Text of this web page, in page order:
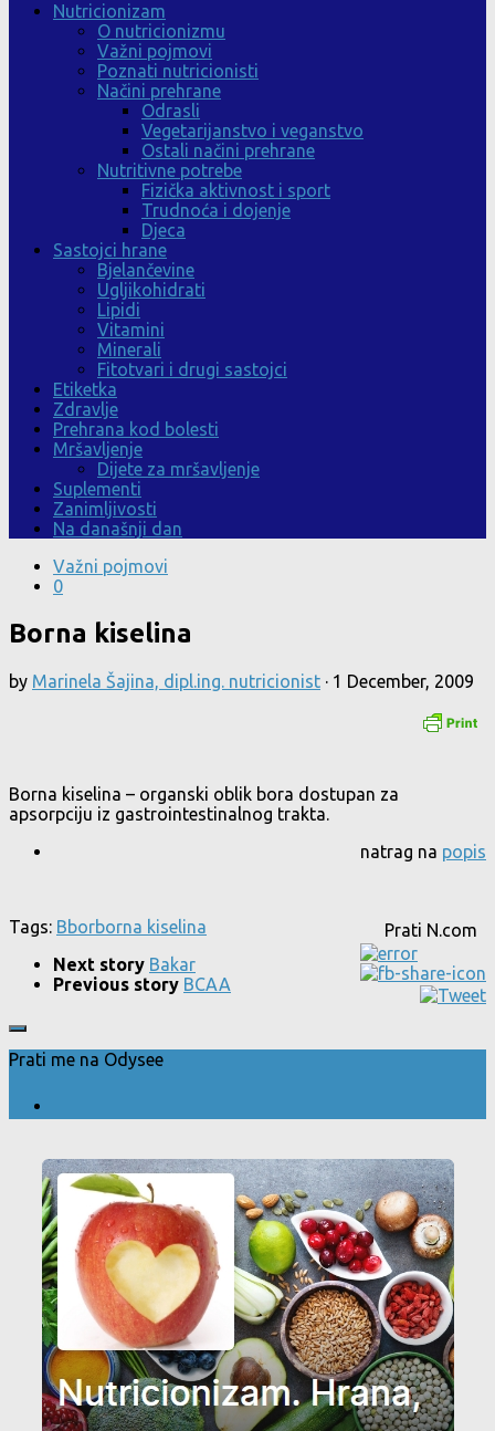
Nutricionizam
O nutricionizmu
Važni pojmovi
Poznati nutricionisti
Načini prehrane
Odrasli
Vegetarijanstvo i veganstvo
Ostali načini prehrane
Nutritivne potrebe
Fizička aktivnost i sport
Trudnoća i dojenje
Djeca
Sastojci hrane
Bjelančevine
Ugljikohidrati
Lipidi
Vitamini
Minerali
Fitotvari i drugi sastojci
Etiketka
Zdravlje
Prehrana kod bolesti
Mršavljenje
Dijete za mršavljenje
Suplementi
Zanimljivosti
Na današnji dan
Važni pojmovi
0
Borna kiselina
by Marinela Šajina, dipl.ing. nutricionist · 1 December, 2009
Borna kiselina – organski oblik bora dostupan za
apsorpciju iz gastrointestinalnog trakta.
natrag na popis
Prati N.com
Tags: Bborborna kiselina
Next story Bakar
Previous story BCAA
Prati me na Odysee